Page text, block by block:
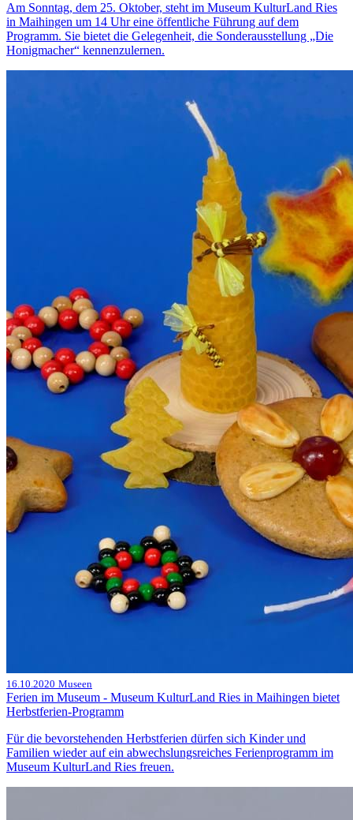
Am Sonntag, dem 25. Oktober, steht im Museum KulturLand Ries
in Maihingen um 14 Uhr eine öffentliche Führung auf dem
Programm. Sie bietet die Gelegenheit, die Sonderausstellung „Die
Honigmacher“ kennenzulernen.
16.10.2020 Museen
Ferien im Museum - Museum KulturLand Ries in Maihingen bietet
Herbstferien-Programm
Für die bevorstehenden Herbstferien dürfen sich Kinder und
Familien wieder auf ein abwechslungsreiches Ferienprogramm im
Museum KulturLand Ries freuen.